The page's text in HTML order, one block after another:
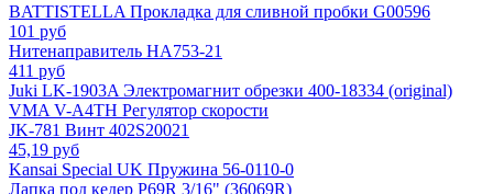
BATTISTELLA Прокладка для сливной пробки G00596
101 руб
Нитенаправитель HA753-21
411 руб
Juki LK-1903A Электромагнит обрезки 400-18334 (original)
VMA V-A4TH Регулятор скорости
JK-781 Винт 402S20021
45,19 руб
Kansai Special UK Пружина 56-0110-0
Лапка под кедер P69R 3/16" (36069R)